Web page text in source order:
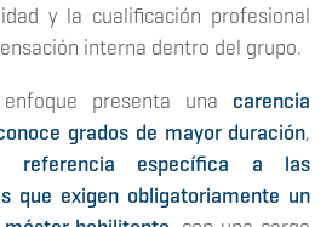
y la cualificación profesional
interna dentro del grupo.
presenta una carencia
grados de mayor duración,
referencia específica a las
que exigen obligatoriamente un